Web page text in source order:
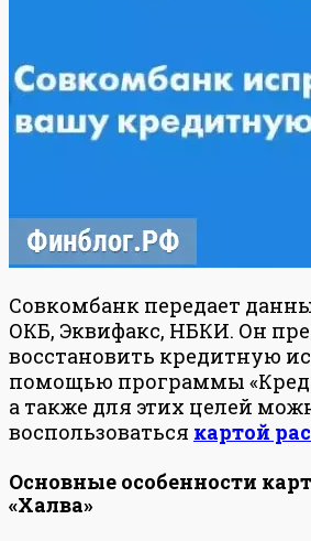
Совкомбанк передает
ОКБ, Эквифакс, НБКИ. Он
восстановить кредитную
помощью программы
а также для этих целей
воспользоваться картой
Основные особенности
«Халва»